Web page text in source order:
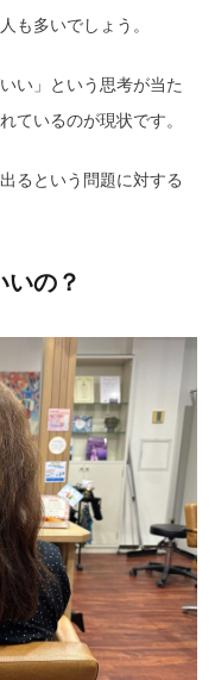
も多いでしょう。
い」という思考が当た
ているのが現状です。
るという問題に対する
いの？